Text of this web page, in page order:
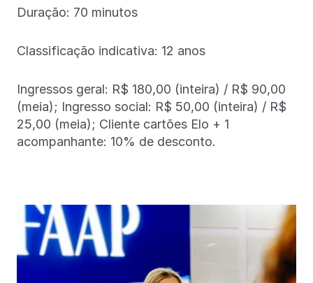
Duração: 70 minutos
Classificação indicativa: 12 anos
Ingressos geral: R$ 180,00 (inteira) / R$ 90,00
(meia); Ingresso social: R$ 50,00 (inteira) / R$
25,00 (meia); Cliente cartões Elo + 1
acompanhante: 10% de desconto.